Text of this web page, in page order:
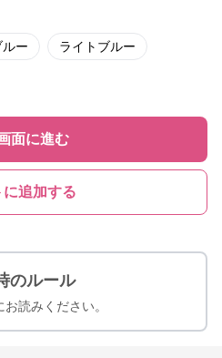
ルー ライトブルー
面に進む
に追加する
のルール
読みください。